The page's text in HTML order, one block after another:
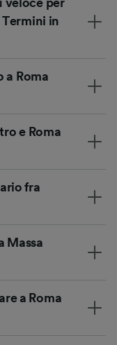
veloce per
Termini in
a Roma
e Roma
fra
Massa
a Roma